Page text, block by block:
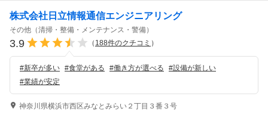
株式会社日立情報通信エンジニアリング
その他（清掃・整備・メンテナンス・警備）
3.9 （ 188件のクチコミ ）
#新卒が多い #食堂がある #働き方が選べる #設備が新しい
#業績が安定
神奈川県横浜市西区みなとみらい２丁目３番３号